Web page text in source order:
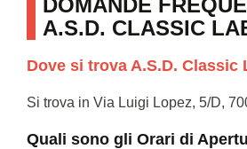
A.S.D. CLASSIC
Dove si trova A.S.D. Classic
Si trova in Via Luigi Lopez, 5/D,
Quali sono gli Orari di